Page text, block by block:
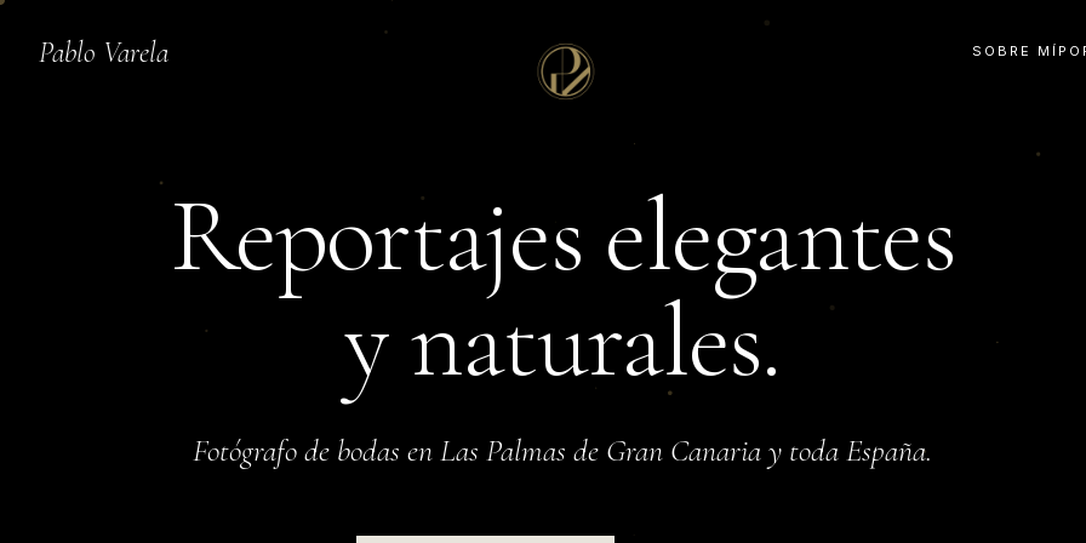
Pablo Varela SOBRE MÍ
Reportajes elegantes
y naturales.
Fotógrafo de bodas en Las Palmas de Gran Canaria y toda España.